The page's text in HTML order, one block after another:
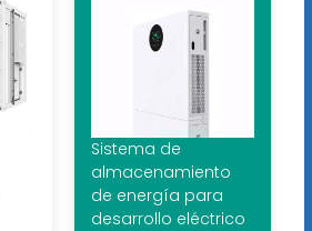
Sistema de
almacenamiento
de energía para
desarrollo eléctrico